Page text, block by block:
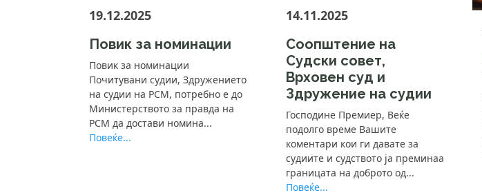
19.12.2025
Повик за номинации
Повик за номинации
Почитувани судии, Здружението
на судии на РСМ, потребно е до
Министерството за правда на
РСМ да достави номина...
Повеќе...
14.11.2025
Соопштение на
Судски совет,
Врховен суд и
Здружение на судии
Господине Премиер, Веќе
подолго време Вашите
коментари кои ги давате за
судиите и судството ја преминаа
границата на доброто од...
Повеќе...